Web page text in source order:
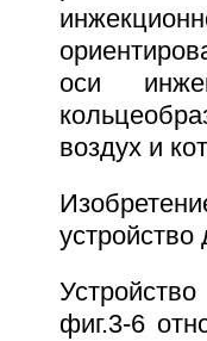
оси
воздух и
фиг.3-6